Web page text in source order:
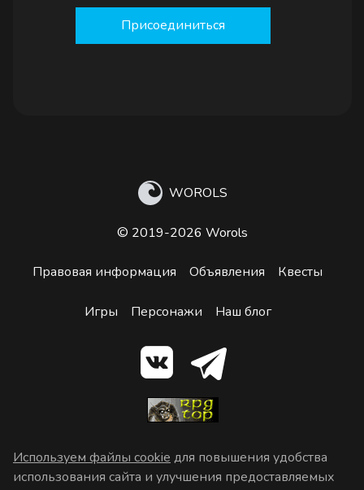
Присоединиться
WOROLS
© 2019-2026 Worols
Правовая информация Объявления Квесты
Игры Персонажи Наш блог
Используем файлы cookie для повышения удобства
использования сайта и улучшения предоставляемых